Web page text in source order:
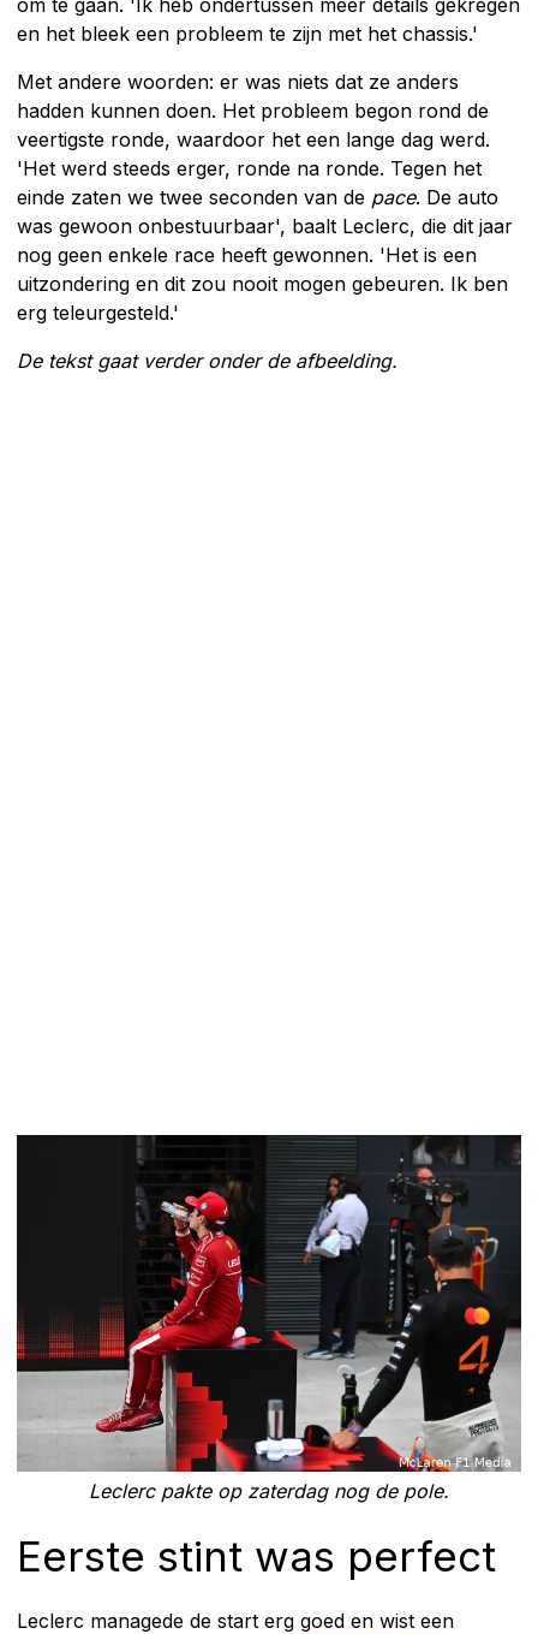
en het bleek een probleem te zijn met het chassis.'
Met andere woorden: er was niets dat ze anders
hadden kunnen doen. Het probleem begon rond de
veertigste ronde, waardoor het een lange dag werd.
'Het werd steeds erger, ronde na ronde. Tegen het
einde zaten we twee seconden van de pace. De auto
was gewoon onbestuurbaar', baalt Leclerc, die dit jaar
nog geen enkele race heeft gewonnen. 'Het is een
uitzondering en dit zou nooit mogen gebeuren. Ik ben
erg teleurgesteld.'
De tekst gaat verder onder de afbeelding.
Leclerc pakte op zaterdag nog de pole.
Eerste stint was perfect
Leclerc managede de start erg goed en wist een